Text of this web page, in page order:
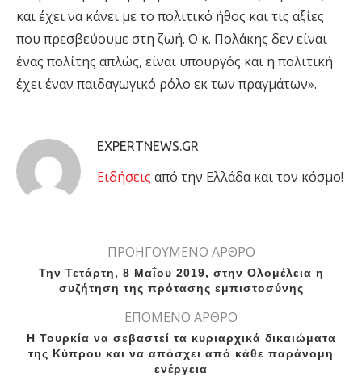
και έχει να κάνει με το πολιτικό ήθος και τις αξίες
που πρεσβεύουμε στη ζωή. Ο κ. Πολάκης δεν είναι
ένας πολίτης απλώς, είναι υπουργός και η πολιτική
έχει έναν παιδαγωγικό ρόλο εκ των πραγμάτων».
EXPERTNEWS.GR
Eιδήσεις από την Ελλάδα και τον κόσμο!
ΠΡΟΗΓΟΥΜΕΝΟ ΑΡΘΡΟ
Την Τετάρτη, 8 Μαΐου 2019, στην Ολομέλεια η
συζήτηση της πρότασης εμπιστοσύνης
ΕΠΟΜΕΝΟ ΑΡΘΡΟ
Η Τουρκία να σεβαστεί τα κυριαρχικά δικαιώματα
της Κύπρου και να απόσχει από κάθε παράνομη
ενέργεια